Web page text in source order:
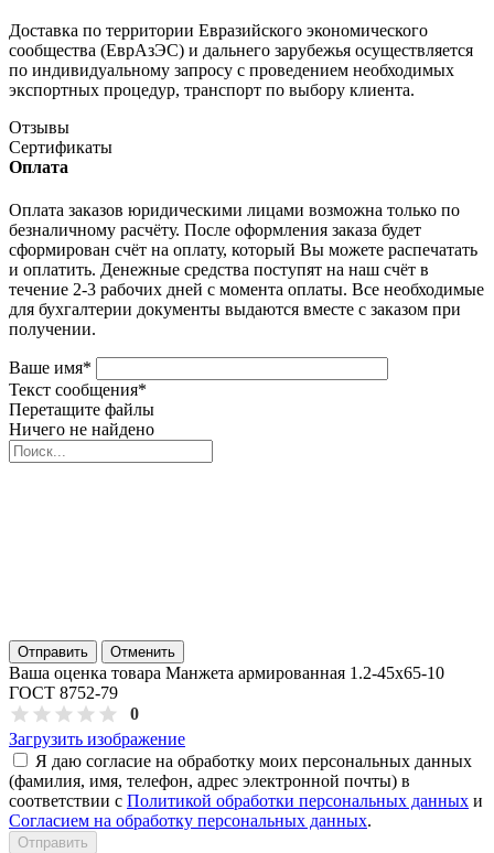
Доставка по территории Евразийского экономического
сообщества (ЕврАзЭС) и дальнего зарубежья осуществляется
по индивидуальному запросу с проведением необходимых
экспортных процедур, транспорт по выбору клиента.
Отзывы
Сертификаты
Оплата
Оплата заказов юридическими лицами возможна только по
безналичному расчёту. После оформления заказа будет
сформирован счёт на оплату, который Вы можете распечатать
и оплатить. Денежные средства поступят на наш счёт в
течение 2-3 рабочих дней с момента оплаты. Все необходимые
для бухгалтерии документы выдаются вместе с заказом при
получении.
Ваше имя*
Текст сообщения*
Перетащите файлы
Ничего не найдено
Отправить Отменить
Ваша оценка товара Манжета армированная 1.2-45х65-10
ГОСТ 8752-79
0
Загрузить изображение
Я даю согласие на обработку моих персональных данных
(фамилия, имя, телефон, адрес электронной почты) в
соответствии с Политикой обработки персональных данных и
Согласием на обработку персональных данных.